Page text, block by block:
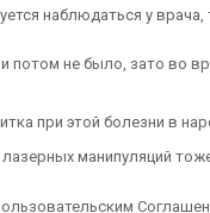
наблюдаться у
потом не было, зато во
при этой болезни в
манипуляций